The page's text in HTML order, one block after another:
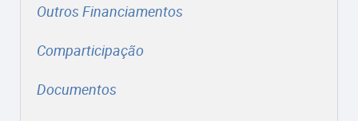
Outros Financiamentos
Comparticipação
Documentos